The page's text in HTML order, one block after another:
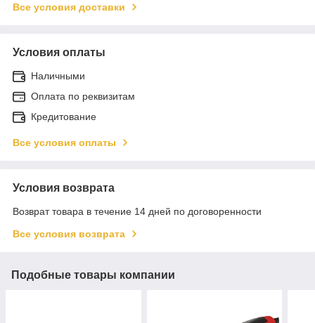
Все условия доставки
Условия оплаты
Наличными
Оплата по реквизитам
Кредитование
Все условия оплаты
Условия возврата
Возврат товара в течение 14 дней по договоренности
Все условия возврата
Подобные товары компании